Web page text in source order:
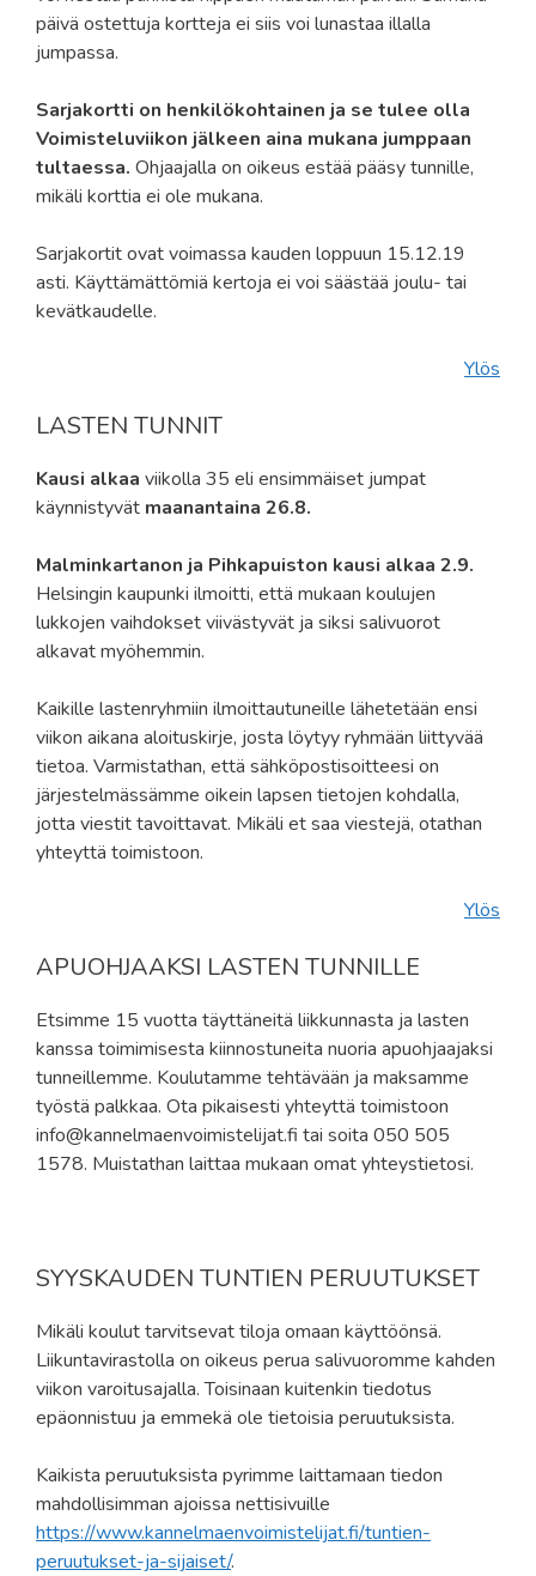
päivä ostettuja kortteja ei siis voi lunastaa illalla
jumpassa.
Sarjakortti on henkilökohtainen ja se tulee olla
Voimisteluviikon jälkeen aina mukana jumppaan
tultaessa. Ohjaajalla on oikeus estää pääsy tunnille,
mikäli korttia ei ole mukana.
Sarjakortit ovat voimassa kauden loppuun 15.12.19
asti. Käyttämättömiä kertoja ei voi säästää joulu- tai
kevätkaudelle.
Ylös
LASTEN TUNNIT
Kausi alkaa viikolla 35 eli ensimmäiset jumpat
käynnistyvät maanantaina 26.8.
Malminkartanon ja Pihkapuiston kausi alkaa 2.9.
Helsingin kaupunki ilmoitti, että mukaan koulujen
lukkojen vaihdokset viivästyvät ja siksi salivuorot
alkavat myöhemmin.
Kaikille lastenryhmiin ilmoittautuneille lähetetään ensi
viikon aikana aloituskirje, josta löytyy ryhmään liittyvää
tietoa. Varmistathan, että sähköpostisoitteesi on
järjestelmässämme oikein lapsen tietojen kohdalla,
jotta viestit tavoittavat. Mikäli et saa viestejä, otathan
yhteyttä toimistoon.
Ylös
APUOHJAAKSI LASTEN TUNNILLE
Etsimme 15 vuotta täyttäneitä liikkunnasta ja lasten
kanssa toimimisesta kiinnostuneita nuoria apuohjaajaksi
tunneillemme. Koulutamme tehtävään ja maksamme
työstä palkkaa. Ota pikaisesti yhteyttä toimistoon
info@kannelmaenvoimistelijat.fi tai soita 050 505
1578. Muistathan laittaa mukaan omat yhteystietosi.
SYYSKAUDEN TUNTIEN PERUUTUKSET
Mikäli koulut tarvitsevat tiloja omaan käyttöönsä.
Liikuntavirastolla on oikeus perua salivuoromme kahden
viikon varoitusajalla. Toisinaan kuitenkin tiedotus
epäonnistuu ja emmekä ole tietoisia peruutuksista.
Kaikista peruutuksista pyrimme laittamaan tiedon
mahdollisimman ajoissa nettisivuille
https://www.kannelmaenvoimistelijat.fi/tuntien-
peruutukset-ja-sijaiset/.